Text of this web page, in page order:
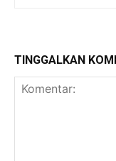
TINGGALKAN